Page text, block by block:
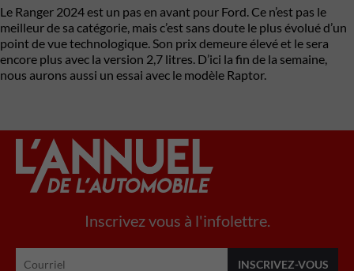
Le Ranger 2024 est un pas en avant pour Ford. Ce n’est pas le
meilleur de sa catégorie, mais c’est sans doute le plus évolué d’un
point de vue technologique. Son prixdemeure élevéet le sera
encore plus avec la version 2,7 litres. D’ici la fin de la semaine,
nous aurons aussi un essai avec le modèle Raptor.
Inscrivez vous à l'infolettre.